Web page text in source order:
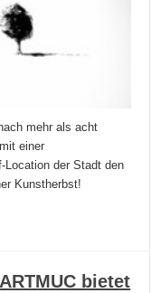
mehr als acht
einer
Location der Stadt den
Kunstherbst!
bietet